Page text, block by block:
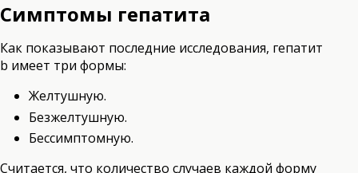
Симптомы гепатита
Как показывают последние исследования, гепатит
b имеет три формы:
Желтушную.
Безжелтушную.
Бессимптомную.
Считается, что количество случаев каждой форму